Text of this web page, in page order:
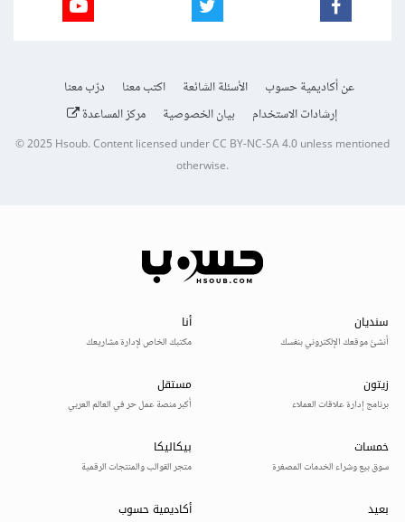
عن أكاديمية حسوب الأسئلة الشائعة اكتب معنا
درّب معنا
إرشادات الاستخدام
بيان الخصوصية مركز المساعدة
© 2025Hsoub.Content licensed underCC BY-NC-SA 4.0unless mentioned
otherwise.